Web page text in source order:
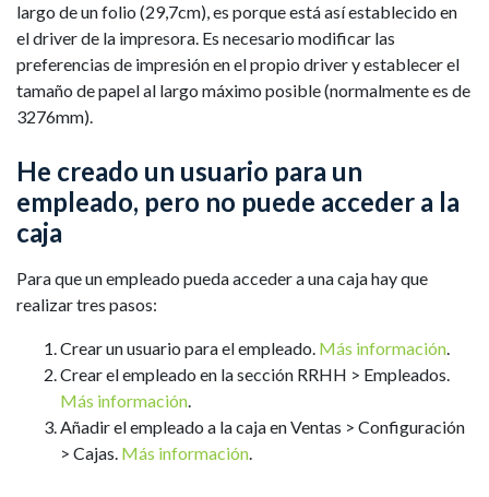
largo de un folio (29,7cm), es porque está así establecido en
el driver de la impresora. Es necesario modificar las
preferencias de impresión en el propio driver y establecer el
tamaño de papel al largo máximo posible (normalmente es de
3276mm).
He creado un usuario para un
empleado, pero no puede acceder a la
caja
Para que un empleado pueda acceder a una caja hay que
realizar tres pasos:
Crear un usuario para el empleado. Más información.
Crear el empleado en la sección RRHH > Empleados.
Más información.
Añadir el empleado a la caja en Ventas > Configuración
> Cajas. Más información.